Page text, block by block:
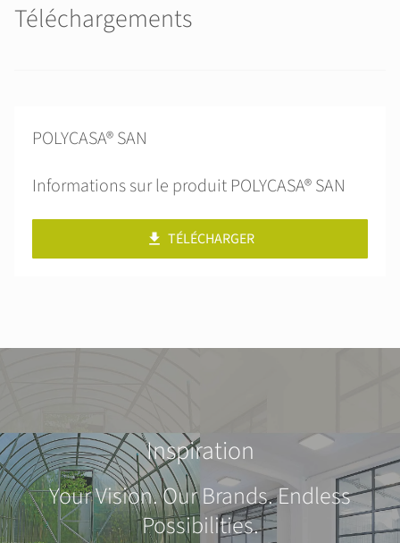
Téléchargements
POLYCASA® SAN
Informations sur le produit POLYCASA® SAN
TÉLÉCHARGER
Inspiration
Your Vision. Our Brands. Endless
Possibilities.